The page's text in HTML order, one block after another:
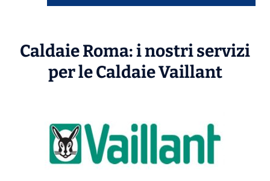
Caldaie Roma: i nostri servizi
per le CaldaieVaillant